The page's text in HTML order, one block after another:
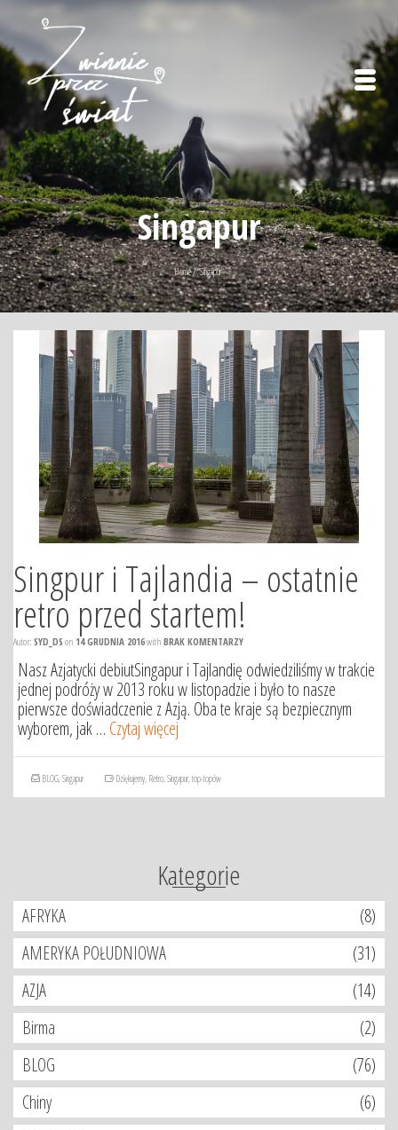
Singapur
Home/“Singapur“
Singpur i Tajlandia – ostatnie
retro przed startem!
Autor: SYD_DS on 14 GRUDNIA 2016with BRAK KOMENTARZY
Nasz Azjatycki debiutSingapur i Tajlandię odwiedziliśmy w trakcie
jednej podróży w 2013 roku w listopadzie i było to nasze
pierwsze doświadczenie z Azją. Oba te kraje są bezpiecznym
wyborem, jak … Czytaj więcej
BLOG,Singapur Dziękujemy, Retro,Singapur,top-topów
Kategorie
AFRYKA
(8)
AMERYKA POŁUDNIOWA
(31)
AZJA
(14)
Birma
(2)
BLOG
(76)
Chiny
(6)